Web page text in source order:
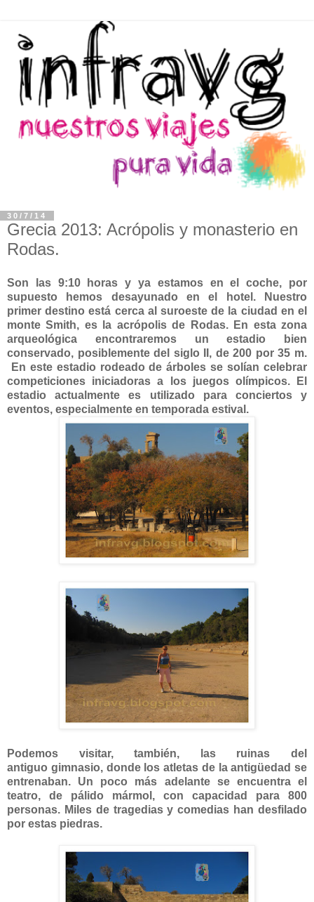
30/7/14
Grecia 2013: Acrópolis y monasterio en
Rodas.
Son las 9:10 horas y ya estamos en el coche, por
supuesto hemos desayunado en el hotel. Nuestro
primer destino está cerca al suroeste de la ciudad en el
monte Smith, es la acrópolis de Rodas. En esta zona
arqueológica encontraremos un estadio bien
conservado, posiblemente del siglo II, de 200 por 35 m.
En este estadio rodeado de árboles se solían celebrar
competiciones iniciadoras a los juegos olímpicos. El
estadio actualmente es utilizado para conciertos y
eventos, especialmente en temporada estival.
Podemos visitar, también, las ruinas del
antiguo gimnasio, donde los atletas de la antigüedad se
entrenaban. Un poco más adelante se encuentra el
teatro, de pálido mármol, con capacidad para 800
personas. Miles de tragedias y comedias han desfilado
por estas piedras.